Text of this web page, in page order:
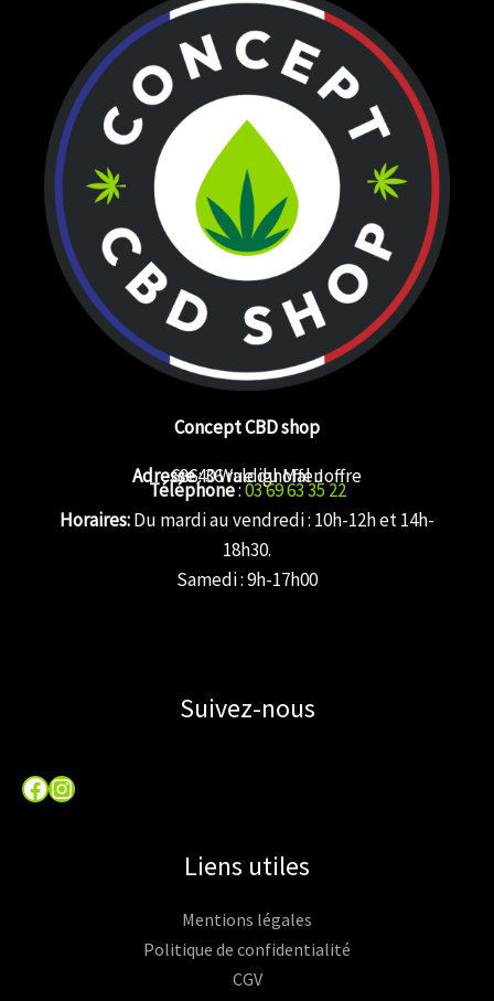
Concept CBD shop
Adresse: 36 rue du Mal Joffre
68640 Waldighoffen
Téléphone:03 69 63 35 22
Horaires:Du mardi au vendredi : 10h-12h et 14h-
18h30.
Samedi : 9h-17h00
Suivez-nous
Facebook
Instagram
Liens utiles
Mentions légales
Politique de confidentialité
CGV